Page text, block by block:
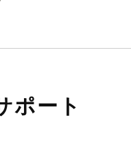
ポート